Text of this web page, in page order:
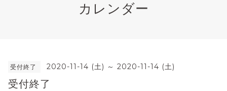
カレンダー
受付終了 2020-11-14 (土) ～ 2020-11-14 (土)
受付終了